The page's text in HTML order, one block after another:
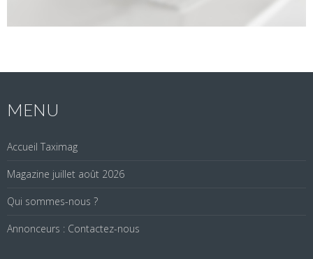
MENU
Accueil Taximag
Magazine juillet août 2026
Qui sommes-nous ?
Annonceurs : Contactez-nous